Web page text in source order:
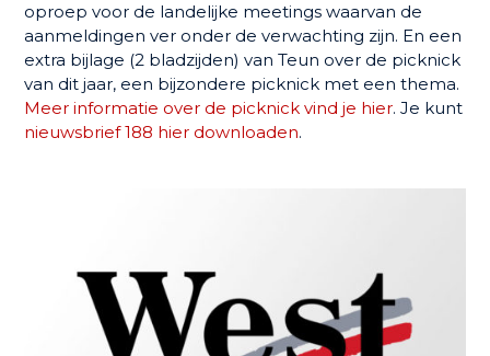
oproep voor de landelijke meetings waarvan de
aanmeldingen ver onder de verwachting zijn. En een
extra bijlage (2 bladzijden) van Teun over de picknick
van dit jaar, een bijzondere picknick met een thema.
Meer informatie over de picknick vind je hier. Je kunt
nieuwsbrief 188 hier downloaden.